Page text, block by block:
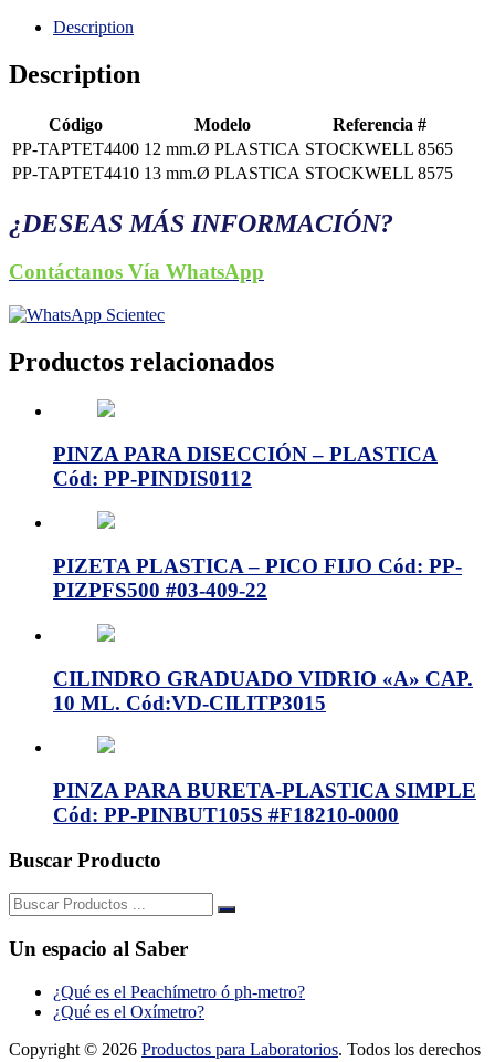
Description
Description
Código Modelo
Referencia #
PP-TAPTET4400 12 mm.Ø PLASTICA STOCKWELL 8565
PP-TAPTET4410 13 mm.Ø PLASTICA STOCKWELL 8575
¿DESEAS MÁS INFORMACIÓN?
Contáctanos Vía WhatsApp
Productos relacionados
PINZA PARA DISECCIÓN – PLASTICA
Cód: PP-PINDIS0112
PIZETA PLASTICA – PICO FIJO Cód: PP-
PIZPFS500 #03-409-22
CILINDRO GRADUADO VIDRIO «A» CAP.
10 ML. Cód:VD-CILITP3015
PINZA PARA BURETA-PLASTICA SIMPLE
Cód: PP-PINBUT105S #F18210-0000
Buscar Producto
Buscar:
Un espacio al Saber
¿Qué es el Peachímetro ó ph-metro?
¿Qué es el Oxímetro?
Copyright © 2026 Productos para Laboratorios. Todos los derechos